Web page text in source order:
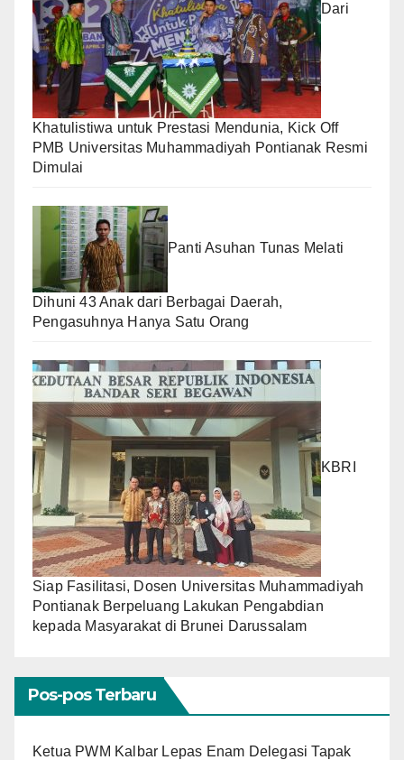
Dari
Khatulistiwa untuk Prestasi Mendunia, Kick Off
PMB Universitas Muhammadiyah Pontianak Resmi
Dimulai
Panti Asuhan Tunas Melati
Dihuni 43 Anak dari Berbagai Daerah,
Pengasuhnya Hanya Satu Orang
KBRI
Siap Fasilitasi, Dosen Universitas Muhammadiyah
Pontianak Berpeluang Lakukan Pengabdian
kepada Masyarakat di Brunei Darussalam
Pos-pos Terbaru
Ketua PWM Kalbar Lepas Enam Delegasi Tapak